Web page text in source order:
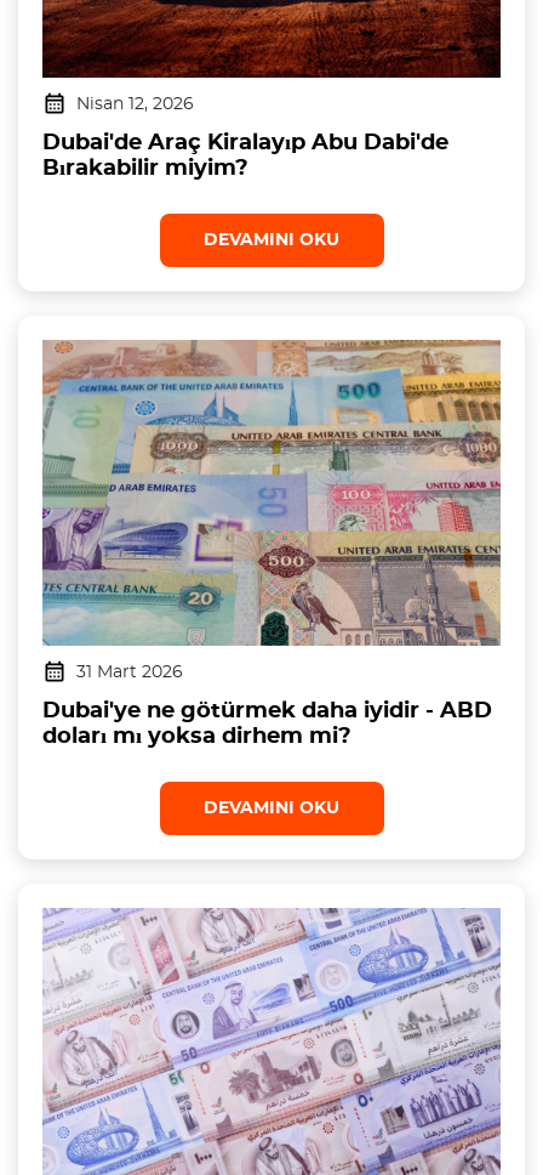
Nisan 12, 2026
Dubai'de Araç Kiralayıp Abu Dabi'de
Bırakabilir miyim?
DEVAMINI OKU
31 Mart 2026
Dubai'ye ne götürmek daha iyidir - ABD
doları mı yoksa dirhem mi?
DEVAMINI OKU